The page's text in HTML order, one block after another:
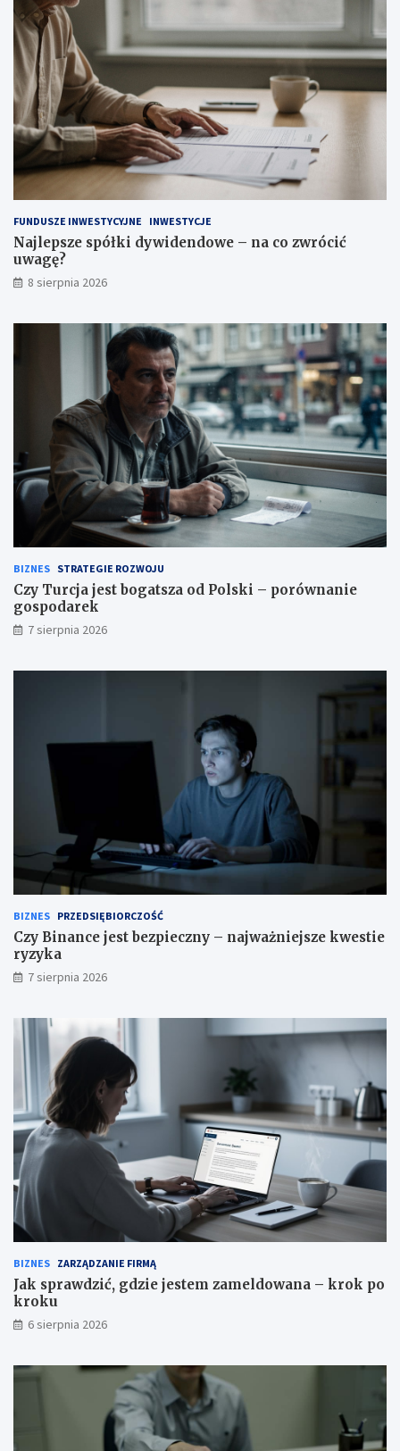
t
a
ć
?
a
c
o
z
w
r
c
ć
u
w
a
g
ę
?
FUNDUSZE INWESTYCYJNE INWESTYCJE
Najlepsze spółki dywidendowe – na co zwrócić
uwagę?
8 sierpnia 2026
BIZNES STRATEGIE ROZWOJU
Czy Turcja jest bogatsza od Polski – porównanie
gospodarek
7 sierpnia 2026
BIZNES PRZEDSIĘBIORCZOŚĆ
Czy Binance jest bezpieczny – najważniejsze kwestie
ryzyka
7 sierpnia 2026
BIZNES ZARZĄDZANIE FIRMĄ
Jak sprawdzić, gdzie jestem zameldowana – krok po
kroku
6 sierpnia 2026